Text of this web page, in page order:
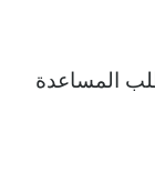
المساعدة